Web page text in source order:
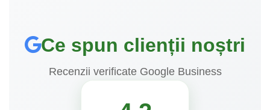
Ce spun clienții noștri
Recenzii verificate Google Business